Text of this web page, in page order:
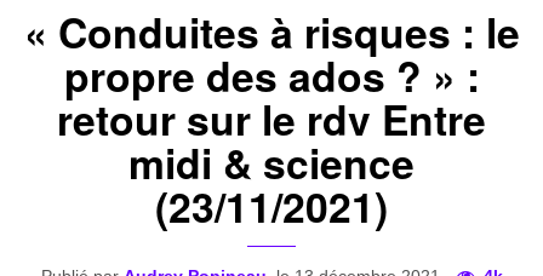
« Conduites à risques : le
propre des ados ? » :
retour sur le rdv Entre
midi & science
(23/11/2021)